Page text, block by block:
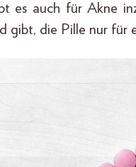
es auch für Akne
gibt, die Pille nur